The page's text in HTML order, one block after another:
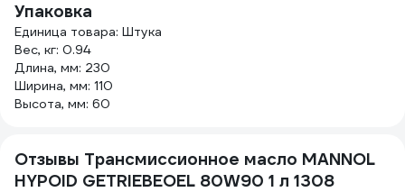
Упаковка
Единица товара: Штука
Вес, кг: 0.94
Длина, мм: 230
Ширина, мм: 110
Высота, мм: 60
Отзывы Трансмиссионное масло MANNOL
HYPOID GETRIEBEOEL 80W90 1 л 1308